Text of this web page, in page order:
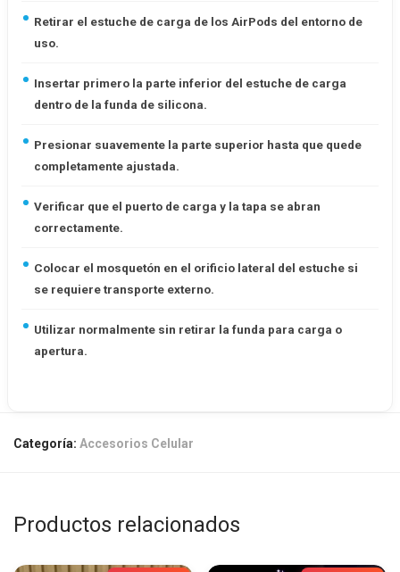
Retirar el estuche de carga de los AirPods del entorno de
uso.
Insertar primero la parte inferior del estuche de carga
dentro de la funda de silicona.
Presionar suavemente la parte superior hasta que quede
completamente ajustada.
Verificar que el puerto de carga y la tapa se abran
correctamente.
Colocar el mosquetón en el orificio lateral del estuche si
se requiere transporte externo.
Utilizar normalmente sin retirar la funda para carga o
apertura.
Categoría: Accesorios Celular
Productos relacionados